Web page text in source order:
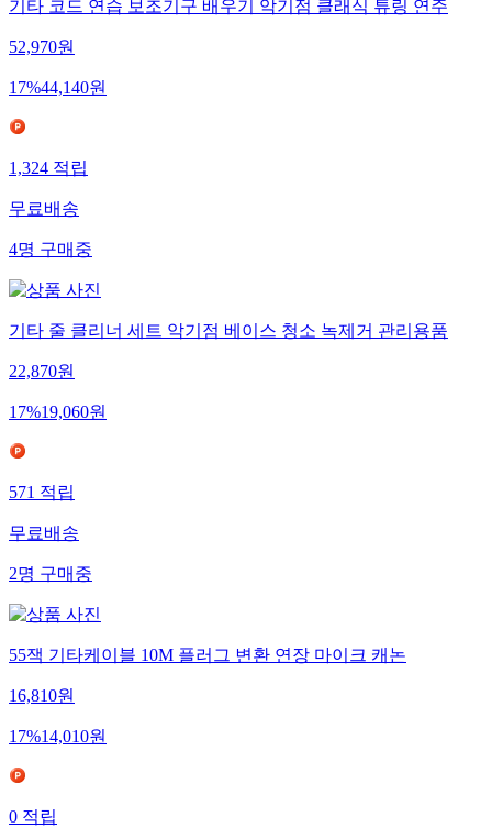
기타 코드 연습 보조기구 배우기 악기점 클래식 튜링 연주
52,970원
17%44,140원
1,324적립
무료배송
4명구매중
기타 줄 클리너 세트 악기점 베이스 청소 녹제거 관리용품
22,870원
17%19,060원
571적립
무료배송
2명구매중
55잭 기타케이블 10M 플러그 변환 연장 마이크 캐논
16,810원
17%14,010원
0적립